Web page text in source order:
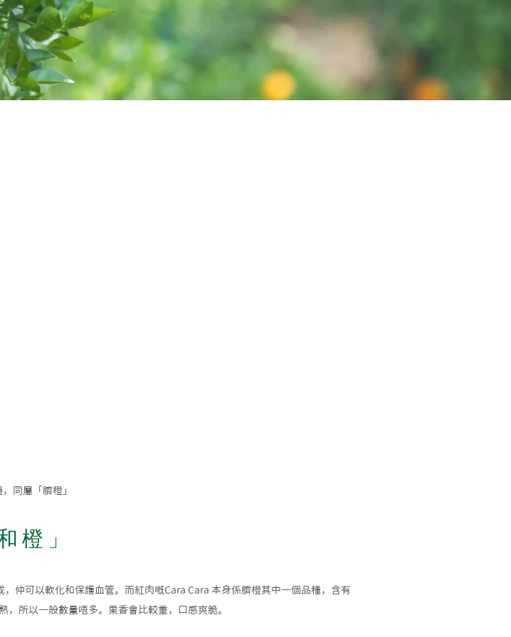
同屬「臍橙」
橙」
仲可以軟化和保護血管。而紅肉嘅Cara Cara 本身係臍橙其中一個品種，含有
所以一般數量唔多。果香會比較重，口感爽脆。